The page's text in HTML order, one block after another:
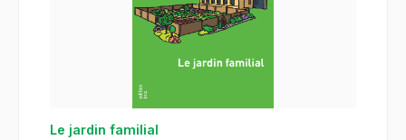
Le jardin familial